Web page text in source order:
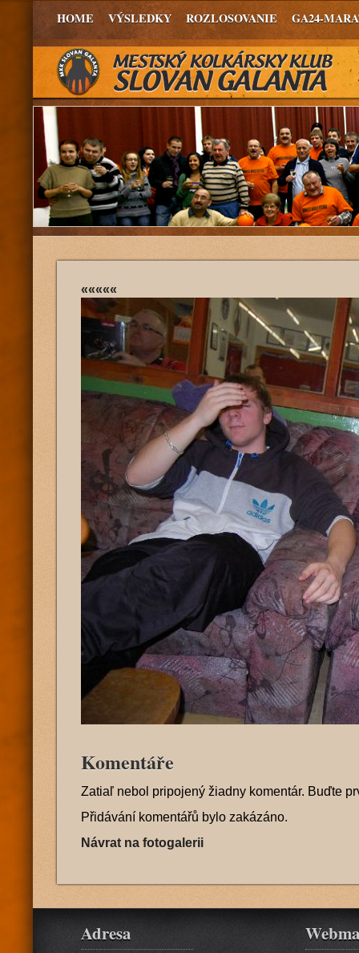
HOME VÝSLEDKY ROZLOSOVANIE GA24-
«««««
Komentáře
Zatiaľ nebol pripojený žiadny komentár. Buďte
Přidávání komentářů bylo zakázáno.
Návrat na fotogalerii
Adresa